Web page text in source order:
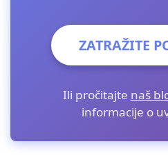
ZATRAŽITE
Ili pročitajte naš
informacije o